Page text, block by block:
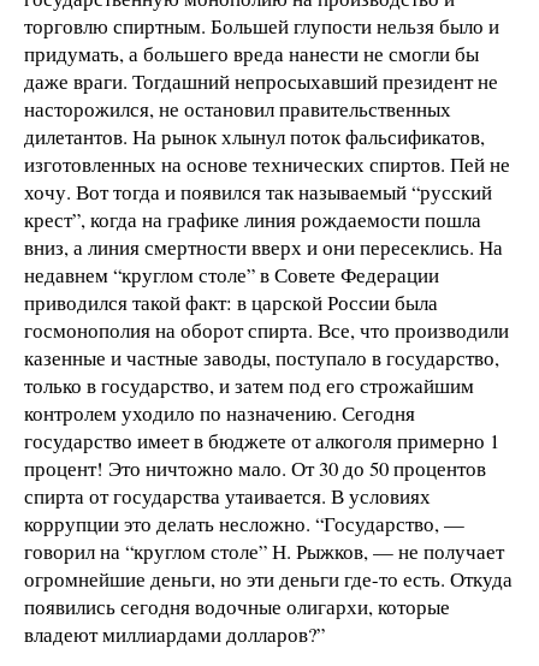
торговлю спиртным. Большей глупости нельзя было и
придумать, а большего вреда нанести не смогли бы
даже враги. Тогдашний непросыхавший президент не
насторожился, не остановил правительственных
дилетантов. На рынок хлынул поток фальсификатов,
изготовленных на основе технических спиртов. Пей не
хочу. Вот тогда и появился так называемый “русский
крест”, когда на графике линия рождаемости пошла
вниз, а линия смертности вверх и они пересеклись. На
недавнем “круглом столе” в Совете Федерации
приводился такой факт: в царской России была
госмонополия на оборот спирта. Все, что производили
казенные и частные заводы, поступало в государство,
только в государство, и затем под его строжайшим
контролем уходило по назначению. Сегодня
государство имеет в бюджете от алкоголя примерно 1
процент! Это ничтожно мало. От 30 до 50 процентов
спирта от государства утаивается. В условиях
коррупции это делать несложно. “Государство, —
говорил на “круглом столе” Н. Рыжков, — не получает
огромнейшие деньги, но эти деньги где-то есть. Откуда
появились сегодня водочные олигархи, которые
владеют миллиардами долларов?”